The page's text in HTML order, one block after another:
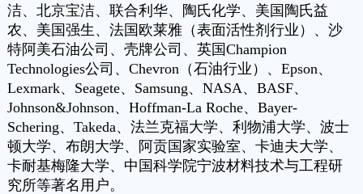
洁、北京宝洁、联合利华、陶氏化学、美国陶氏益
农、美国强生、法国欧莱雅（表面活性剂行业）、沙
特阿美石油公司、壳牌公司、英国Champion
Technologies公司、Chevron（石油行业）、Epson、
Lexmark、Seagete、Samsung、NASA、BASF、
Johnson&Johnson、Hoffman-La Roche、Bayer-
Schering、Takeda、法兰克福大学、利物浦大学、波士
顿大学、布朗大学、阿贡国家实验室、卡迪夫大学、
卡耐基梅隆大学、中国科学院宁波材料技术与工程研
究所等著名用户。